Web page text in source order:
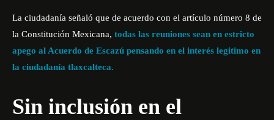
La ciudadanía señaló que de acuerdo con el artículo número 8 de
la Constitución Mexicana, todas las reuniones sean en estricto
apego al Acuerdo de Escazú pensando en el interés legitimo en
la ciudadanía tlaxcalteca.
Sin inclusión en el